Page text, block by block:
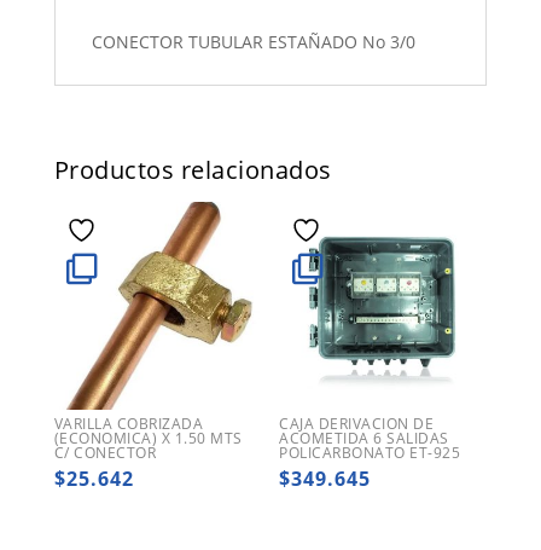
CONECTOR TUBULAR ESTAÑADO No 3/0
Productos relacionados
VARILLA COBRIZADA
(ECONOMICA) X 1.50 MTS
C/ CONECTOR
$25.642
CAJA DERIVACION DE
ACOMETIDA 6 SALIDAS
POLICARBONATO ET-925
$349.645